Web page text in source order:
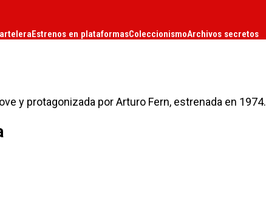
Estrenos en plataformasColeccionismoArchivos secretos
y protagonizada por Arturo Fern, estrenada en 1974.